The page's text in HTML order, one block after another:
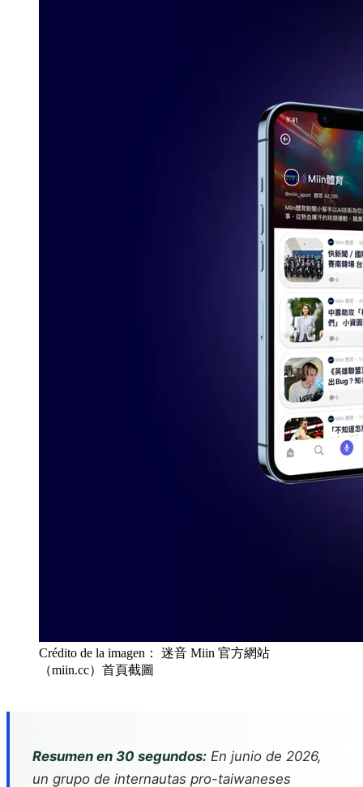
Crédito de la imagen： 迷音 Miin 官方網站
（miin.cc）首頁截圖
Resumen en 30 segundos: En junio de 2026,
un grupo de internautas pro-taiwaneses